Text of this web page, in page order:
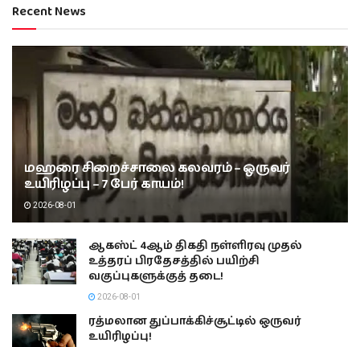
Recent News
மஹரை சிறைச்சாலை கலவரம் – ஒருவர்
உயிரிழப்பு – 7 பேர் காயம்!
2026-08-01
ஆகஸ்ட் 4ஆம் திகதி நள்ளிரவு முதல்
உத்தரப் பிரதேசத்தில் பயிற்சி
வகுப்புகளுக்குத் தடை!
2026-08-01
ரத்மலான துப்பாக்கிச்சூட்டில் ஒருவர்
உயிரிழப்பு!